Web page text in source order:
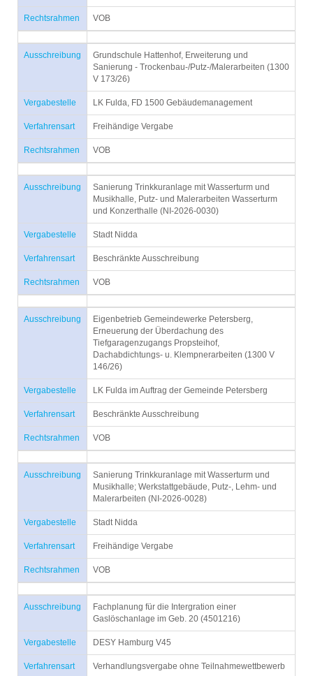
Rechtsrahmen VOB
Ausschreibung
Grundschule Hattenhof, Erweiterung und
Sanierung - Trockenbau-/Putz-/Malerarbeiten (1300
V 173/26)
Vergabestelle LK Fulda, FD 1500 Gebäudemanagement
Verfahrensart Freihändige Vergabe
Rechtsrahmen VOB
Ausschreibung
Sanierung Trinkkuranlage mit Wasserturm und
Musikhalle, Putz- und Malerarbeiten Wasserturm
und Konzerthalle (NI-2026-0030)
Vergabestelle Stadt Nidda
Verfahrensart Beschränkte Ausschreibung
Rechtsrahmen VOB
Ausschreibung
Eigenbetrieb Gemeindewerke Petersberg,
Erneuerung der Überdachung des
Tiefgaragenzugangs Propsteihof,
Dachabdichtungs- u. Klempnerarbeiten (1300 V
146/26)
Vergabestelle LK Fulda im Auftrag der Gemeinde Petersberg
Verfahrensart Beschränkte Ausschreibung
Rechtsrahmen VOB
Ausschreibung
Sanierung Trinkkuranlage mit Wasserturm und
Musikhalle; Werkstattgebäude, Putz-, Lehm- und
Malerarbeiten (NI-2026-0028)
Vergabestelle Stadt Nidda
Verfahrensart Freihändige Vergabe
Rechtsrahmen VOB
Ausschreibung
Fachplanung für die Intergration einer
Gaslöschanlage im Geb. 20 (4501216)
Vergabestelle DESY Hamburg V45
Verfahrensart Verhandlungsvergabe ohne Teilnahmewettbewerb